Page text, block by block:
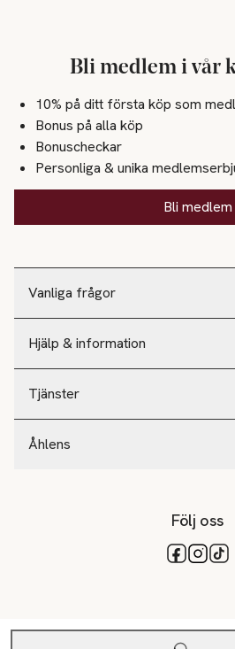
Vanliga frågor
Hjälp & information
Tjänster
Åhlens
Bli medlem i vår
10% på ditt första köp som
Bonus på alla köp
Bonuscheckar
Personliga & unika
Bli medlem
Följ oss